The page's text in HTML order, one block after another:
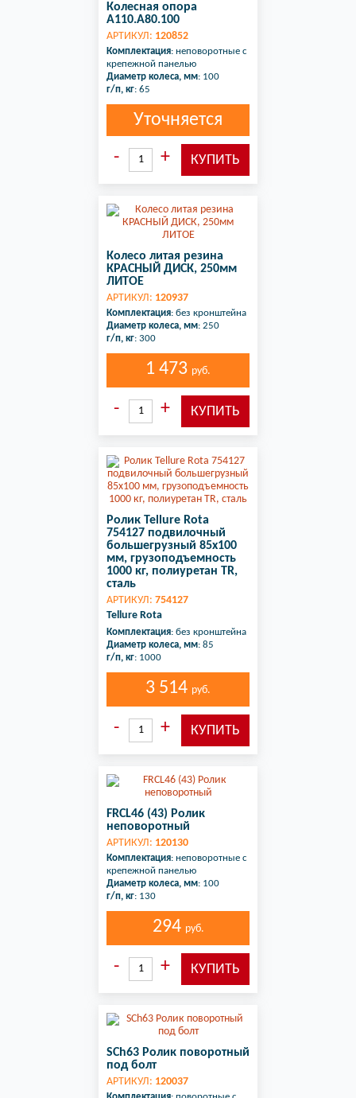
Колесная опора
A110.A80.100
АРТИКУЛ: 120852
Комплектация: неповоротные с
крепежной панелью
Диаметр колеса, мм: 100
г/п, кг: 65
Уточняется
Колесо литая резина
КРАСНЫЙ ДИСК, 250мм
ЛИТОЕ
АРТИКУЛ: 120937
Комплектация: без кронштейна
Диаметр колеса, мм: 250
г/п, кг: 300
1 473 руб.
Ролик Tellure Rota
754127 подвилочный
большегрузный 85х100
мм, грузоподъемность
1000 кг, полиуретан TR,
сталь
АРТИКУЛ: 754127
Tellure Rota
Комплектация: без кронштейна
Диаметр колеса, мм: 85
г/п, кг: 1000
3 514 руб.
FRCL46 (43) Ролик
неповоротный
АРТИКУЛ: 120130
Комплектация: неповоротные с
крепежной панелью
Диаметр колеса, мм: 100
г/п, кг: 130
294 руб.
SCh63 Ролик поворотный
под болт
АРТИКУЛ: 120037